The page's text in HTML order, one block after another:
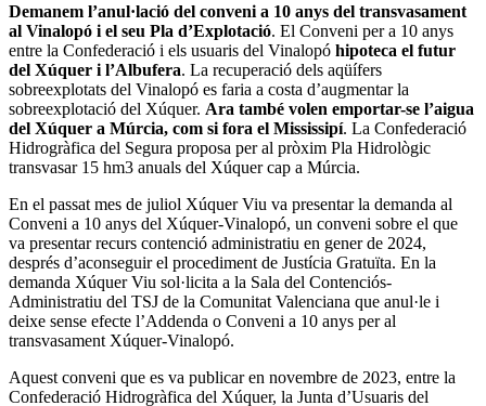
Demanem l’anul·lació del conveni a 10 anys del transvasament
al Vinalopó i el seu Pla d’Explotació. El Conveni per a 10 anys
entre la Confederació i els usuaris del Vinalopó hipoteca el futur
del Xúquer i l’Albufera. La recuperació dels aqüífers
sobreexplotats del Vinalopó es faria a costa d’augmentar la
sobreexplotació del Xúquer. Ara també volen emportar-se l’aigua
del Xúquer a Múrcia, com si fora el Mississipí. La Confederació
Hidrogràfica del Segura proposa per al pròxim Pla Hidrològic
transvasar 15 hm3 anuals del Xúquer cap a Múrcia.
En el passat mes de juliol Xúquer Viu va presentar la demanda al
Conveni a 10 anys del Xúquer-Vinalopó, un conveni sobre el que
va presentar recurs contenció administratiu en gener de 2024,
després d’aconseguir el procediment de Justícia Gratuïta. En la
demanda Xúquer Viu sol·licita a la Sala del Contenciós-
Administratiu del TSJ de la Comunitat Valenciana que anul·le i
deixe sense efecte l’Addenda o Conveni a 10 anys per al
transvasament Xúquer-Vinalopó.
Aquest conveni que es va publicar en novembre de 2023, entre la
Confederació Hidrogràfica del Xúquer, la Junta d’Usuaris del